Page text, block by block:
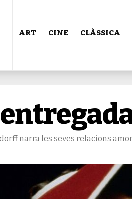
ART CINE CLÀSSICA
narra les seves relacions